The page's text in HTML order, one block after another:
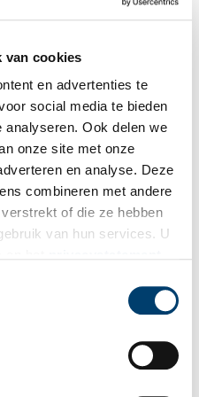
van cookies
en advertenties te
social media te bieden
Ook delen we
onze site met onze
en analyse. Deze
combineren met andere
of die ze hebben
van hun services. U
te lezen
dan nu in voor onze